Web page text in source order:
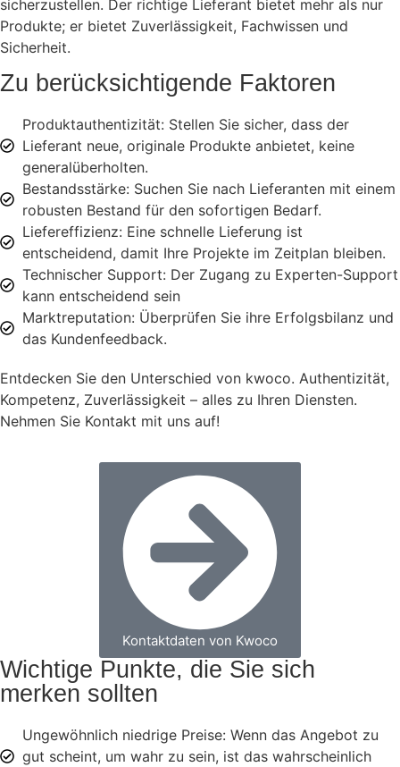
sicherzustellen. Der richtige Lieferant bietet mehr als nur
Produkte; er bietet Zuverlässigkeit, Fachwissen und
Sicherheit.
Zu berücksichtigende Faktoren
Produktauthentizität: Stellen Sie sicher, dass der
Lieferant neue, originale Produkte anbietet, keine
generalüberholten.
Bestandsstärke: Suchen Sie nach Lieferanten mit einem
robusten Bestand für den sofortigen Bedarf.
Liefereffizienz: Eine schnelle Lieferung ist
entscheidend, damit Ihre Projekte im Zeitplan bleiben.
Technischer Support: Der Zugang zu Experten-Support
kann entscheidend sein
Marktreputation: Überprüfen Sie ihre Erfolgsbilanz und
das Kundenfeedback.
Entdecken Sie den Unterschied von kwoco. Authentizität,
Kompetenz, Zuverlässigkeit – alles zu Ihren Diensten.
Nehmen Sie Kontakt mit uns auf!
Kontaktdaten von Kwoco
Wichtige Punkte, die Sie sich
merken sollten
Ungewöhnlich niedrige Preise: Wenn das Angebot zu
gut scheint, um wahr zu sein, ist das wahrscheinlich